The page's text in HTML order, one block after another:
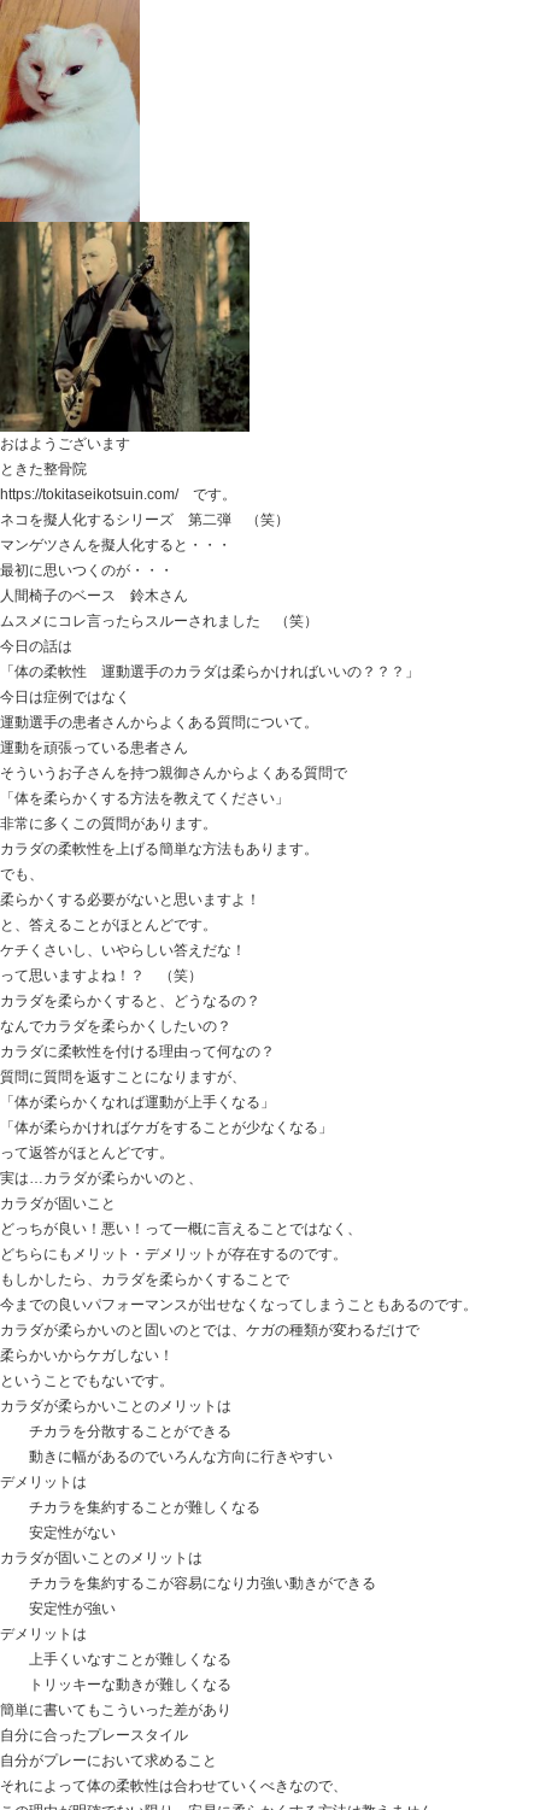
おはようございます
ときた整骨院
https://tokitaseikotsuin.com です。
ムスメのお気に入りぬいぐるみ
ウツボのウーさん （笑）
マロウ君と同じ長さです。
シュールな写真ですね・・・
今日の話は
「慢性疲労 その疲れをとるには、どこの疲れを解決す
なんとなくだるい・・・
なんとなく重い・・・
なんとなくやる気が出ない・・・
なんとなく体調が悪い・・・
でも病院で検査しても異常がない・・・
いろんな病院に行って診察してもらったけど
結局、慢性疲労症候群だという結論が出たり
更年期障害の始まりといわれたり
対処のしようがないので、栄養剤やビタミン、サプリを
という患者さんが先日来てくださいました。
慢性疲労症候群だから
疲れをとるために、カラダに良い食事や栄養素を摂る。
しっかり休みをとる。
これらをすることは非常に良いことです。
それでもなんだか良くならないの・・・
という方が多いです。
慢性疲労を解決していくとき、
何が大切なのかというと
当然ながら疲れている場所に対してケアをすることが大
当たり前のようなことですが、
それがなかなか分かりづらく
具体的にどうすればいいのかも検討しづらいですよね。
例えば
歩きすぎて足が疲れたら、足の筋肉をケアする
腕を使いすぎて腕がパンパンになったら、腕をケアする
ってなりますが、
全身が重くてダルかったら、全身をケアする
というのは、チョットだけ足りないことがあるのです。
全身が重くダルかったら、
全身をコントロールする機能をケアする
これも足していただくと良い結果が出ることが多いです
全身をコントロールする機能・・・
それは、脳の働きですよね。
頭の疲れを抜くということなんです。
この方の場合
毎日お仕事で忙しいということで
でも実際、身体を酷使しているというわけではなく
酷使しているのは、頭脳。